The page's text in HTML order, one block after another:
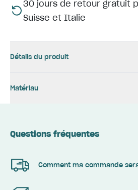
30 jours de retour gratuit
Suisse et Italie
Détails du produit
Matériau
Questions fréquentes
Comment ma commande